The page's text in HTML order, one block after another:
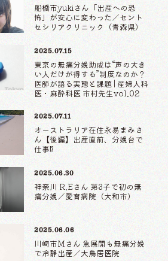
船橋市yukiさん「出産への恐
怖」が安心に変わった／セント
セシリアクリニック（青森県）
2025.07.15
東京の無痛分娩助成は“声の大き
い人だけが得する”制度なのか？
医師が語る実態と課題 | 産婦人科
医・麻酔科医 市村先生vol.02
2025.07.11
オーストラリア在住永易まみさ
ん【後編】出産直前、分娩台で
仕事⁉
2025.06.30
神奈川 R.Eさん 第3子で初の無
痛分娩／愛育病院（大和市）
2025.06.06
川崎市Mさん 急展開も無痛分娩
で冷静出産／大鳥居医院